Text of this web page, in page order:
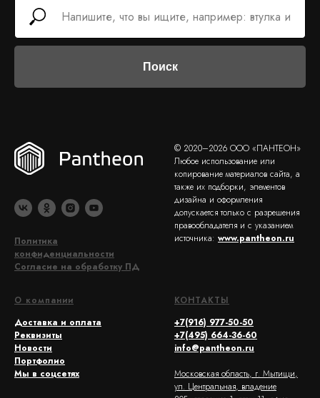
Поиск
Политика
конфиденциальности
Согласие на обработку ПД
© 2020–2026 ООО «ПАНТЕОН»
Любое использование или
копирование материалов сайта, а
также их подборки, элементов
дизайна и оформления
допускается только с разрешения
правообладателя и с указанием
источника: www.pantheon.ru
О компании
Доставка и оплата
Реквизиты
Новости
Портфолио
Мы в соцсетях
КОНТАКТЫ
+7(916) 977-50-50
+7(495) 664-36-60
info@pantheon.ru
Московская область, г. Мытищи,
ул. Центральная, владение